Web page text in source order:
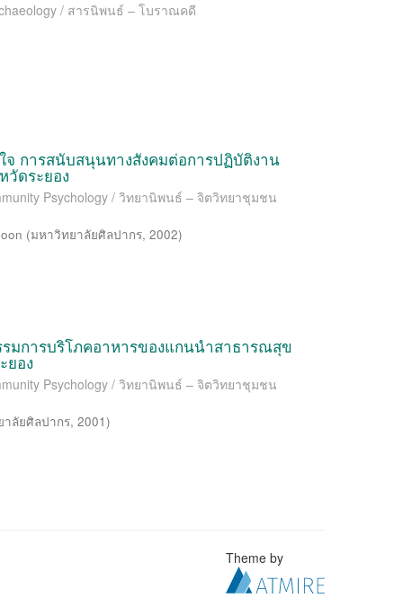
/ สารนิพนธ์ – โบราณคดี
จ การสนับสนุนทางสังคมต่อการปฏิบัติงาน
ดระยอง
Psychology / วิทยานิพนธ์ – จิตวิทยาชุมชน
(มหาวิทยาลัยศิลปากร,2002)
มการบริโภคอาหารของแกนนำสาธารณสุข
ยอง
Psychology / วิทยานิพนธ์ – จิตวิทยาชุมชน
ลัยศิลปากร,2001)
Theme by